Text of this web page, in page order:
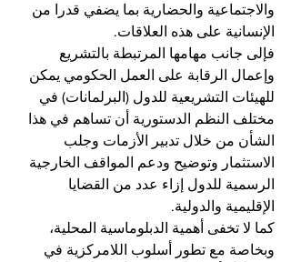
والاجتماعية والحضارية بما يضفي قدرا من
الإنسانية على هذه العلاقات.
فإلى جانب مهامها المرتبطة بالتشريع
وإعمال الرقابة على العمل الحكومي يمكن
للهيئات التشريعية للدول (البرلمانات) في
مختلف النظم الدستورية أن تساهم في هذا
الشأن من خلال تدبير الأزمات وجلب
الاستثمار وتوضيح ودعم المواقف الخارجية
الرسمية للدول إزاء عدد من القضايا
الإقليمية والدولية.
كما لا تخفى أهمية الدبلوماسية المحلية،
وبخاصة مع تطور أسلوب اللامركزية في